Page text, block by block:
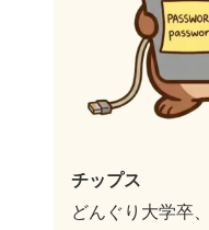
チップス
どんぐり大学卒